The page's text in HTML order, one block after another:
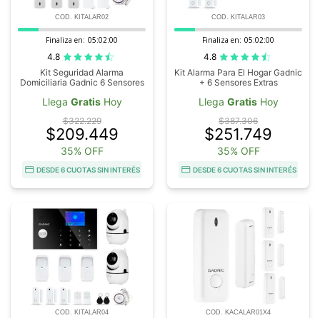
COD. KITALAR02
Finaliza en: 05:01:59
4.8
Kit Seguridad Alarma
Domiciliaria Gadnic 6 Sensores
Llega GratisHoy
$322.229
$209.449
35% OFF
DESDE 6 CUOTAS SIN INTERÉS
COD. KITALAR03
Finaliza en: 05:01:59
4.8
Kit Alarma Para El Hogar Gadnic
+ 6 Sensores Extras
Llega GratisHoy
$387.306
$251.749
35% OFF
DESDE 6 CUOTAS SIN INTERÉS
COD. KITALAR04 COD. KACALAR01X4